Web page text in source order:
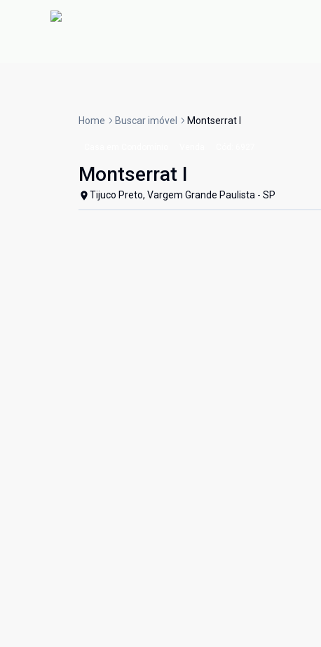
Home Buscar imóvel Montserrat I
Montserrat I
Tijuco Preto, Vargem Grande Paulista - SP